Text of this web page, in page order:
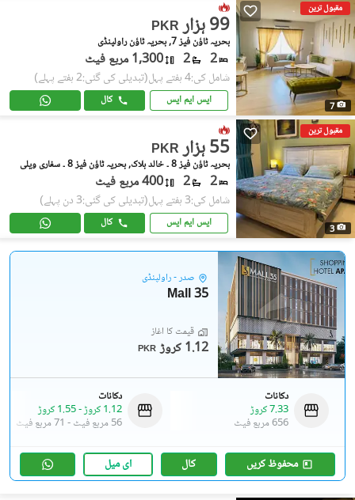
مقبول ترین
7
PKR 99 ہزار
بحریہ ٹاؤن فیز 7, بحریہ ٹاؤن راولپنڈی
2
2 1,300 مربع فیٹ
شامل کی:4 ہفتے پہل (تبدیلی کی گئی:2 ہفتے پہلے)
ایس ایم ایس کال
مقبول ترین
3
PKR 55 ہزار
بحریہ ٹاؤن فیز 8 ۔ خالد بلاک, بحریہ ٹاؤن فیز 8 ۔ سفاری ویلی
2
2 400 مربع فیٹ
شامل کی:3 ہفتے پہل (تبدیلی کی گئی:3 دن پہلے)
ایس ایم ایس کال
صدر - راولپنڈی
Mall 35
قیمت کا آغاز
PKR 1.12 کروڑ
دکانات
7.33 کروڑ
656 مربع فیٹ
دکانات
1.12 کروڑ
-1.55 کروڑ
56 مربع فیٹ
- 71 مربع فیٹ
محفوظ کریں کال ای میل